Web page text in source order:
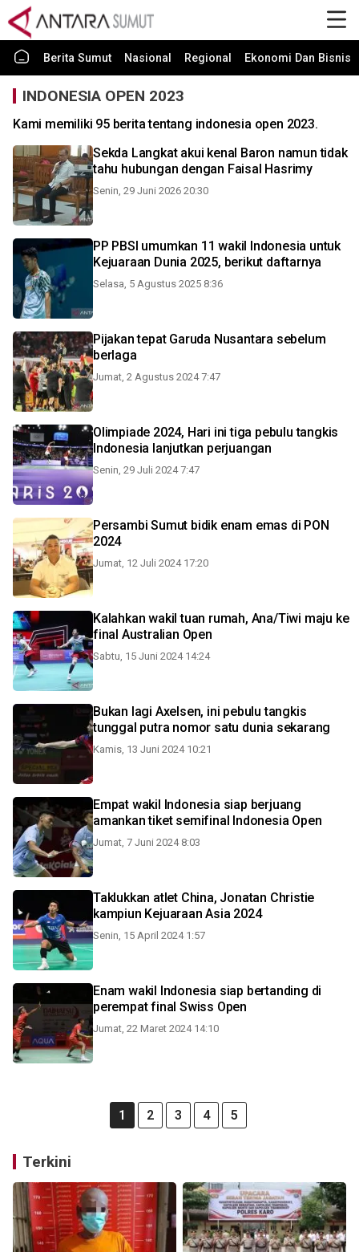
Berita Sumut Nasional Regional Ekonomi Dan Bisnis
INDONESIA OPEN 2023
Kami memiliki 95 berita tentang indonesia open 2023.
Sekda Langkat akui kenal Baron namun tidak
tahu hubungan dengan Faisal Hasrimy
Senin, 29 Juni 2026 20:30
PP PBSI umumkan 11 wakil Indonesia untuk
Kejuaraan Dunia 2025, berikut daftarnya
Selasa, 5 Agustus 2025 8:36
Pijakan tepat Garuda Nusantara sebelum
berlaga
Jumat, 2 Agustus 2024 7:47
Olimpiade 2024, Hari ini tiga pebulu tangkis
Indonesia lanjutkan perjuangan
Senin, 29 Juli 2024 7:47
Persambi Sumut bidik enam emas di PON
2024
Jumat, 12 Juli 2024 17:20
Kalahkan wakil tuan rumah, Ana/Tiwi maju ke
final Australian Open
Sabtu, 15 Juni 2024 14:24
Bukan lagi Axelsen, ini pebulu tangkis
tunggal putra nomor satu dunia sekarang
Kamis, 13 Juni 2024 10:21
Empat wakil Indonesia siap berjuang
amankan tiket semifinal Indonesia Open
Jumat, 7 Juni 2024 8:03
Taklukkan atlet China, Jonatan Christie
kampiun Kejuaraan Asia 2024
Senin, 15 April 2024 1:57
Enam wakil Indonesia siap bertanding di
perempat final Swiss Open
Jumat, 22 Maret 2024 14:10
1 2 3 4 5
Terkini